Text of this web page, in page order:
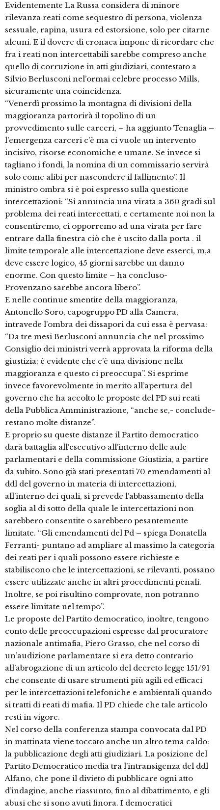
Evidentemente La Russa considera di minore
rilevanza reati come sequestro di persona, violenza
sessuale, rapina, usura ed estorsione, solo per citarne
alcuni. E il dovere di cronaca impone di ricordare che
fra i reati non intercettabili sarebbe compreso anche
quello di corruzione in atti giudiziari, contestato a
Silvio Berlusconi nel’ormai celebre processo Mills,
sicuramente una coincidenza.
“Venerdì prossimo la montagna di divisioni della
maggioranza partorirà il topolino di un
provvedimento sulle carceri, – ha aggiunto Tenaglia –
l’emergenza carceri c’è ma ci vuole un intervento
incisivo, risorse economiche e umane. Se invece si
tagliano i fondi, la nomina di un commissario servirà
solo come alibi per nascondere il fallimento”. Il
ministro ombra si è poi espresso sulla questione
intercettazioni: “Si annuncia una virata a 360 gradi sul
problema dei reati intercettati, e certamente noi non la
consentiremo, ci opporremo ad una virata per fare
entrare dalla finestra ciò che è uscito dalla porta . il
limite temporale alle intercettazione deve esserci, m,a
deve essere logico, 45 giorni sarebbe un danno
enorme. Con questo limite – ha concluso-
Provenzano sarebbe ancora libero”.
E nelle continue smentite della maggioranza,
Antonello Soro, capogruppo PD alla Camera,
intravede l’ombra dei dissapori da cui essa è pervasa:
“Da tre mesi Berlusconi annuncia che nel prossimo
Consiglio dei ministri verrà approvata la riforma della
giustizia: è evidente che c’è una divisione nella
maggioranza e questo ci preoccupa”. Si esprime
invece favorevolmente in merito all’apertura del
governo che ha accolto le proposte del PD sui reati
della Pubblica Amministrazione, “anche se,- conclude-
restano molte distanze”.
E proprio su queste distanze il Partito democratico
darà battaglia all’esecutivo all’interno delle aule
parlamentari e della commissione Giustizia, a partire
da subito. Sono già stati presentati 70 emendamenti al
ddl del governo in materia di intercettazioni,
all’interno dei quali, si prevede l’abbassamento della
soglia al di sotto della quale le intercettazioni non
sarebbero consentite o sarebbero pesantemente
limitate. “Gli emendamenti del Pd – spiega Donatella
Ferranti- puntano ad ampliare al massimo la categoria
dei reati per i quali possono essere richieste e
stabiliscono che le intercettazioni, se rilevanti, possano
essere utilizzate anche in altri procedimenti penali.
Inoltre, se poi risultino comprovate, non potranno
essere limitate nel tempo”.
Le proposte del Partito democratico, inoltre, tengono
conto delle preoccupazioni espresse dal procuratore
nazionale antimafia, Piero Grasso, che nel corso di
un’audizione parlamentare si era detto contrario
all’abrogazione di un articolo del decreto legge 151/91
che consente di usare strumenti più agili ed efficaci
per le intercettazioni telefoniche e ambientali quando
si tratti di reati di mafia. Il PD chiede che tale articolo
resti in vigore.
Nel corso della conferenza stampa convocata dal PD
in mattinata viene toccato anche un altro tema caldo:
la pubblicazione degli atti giudiziari. La posizione del
Partito Democratico media tra l’intransigenza del ddl
Alfano, che pone il divieto di pubblicare ogni atto
d’indagine, anche riassunto, fino al dibattimento, e gli
abusi che si sono avuti finora. I democratici